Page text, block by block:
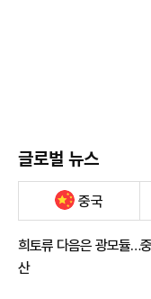
글로벌 뉴스
중국
희토류 다음은 광모듈…
산